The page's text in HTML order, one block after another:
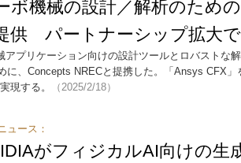
ボ機械の設計／解析のため
供 パートナーシップ拡大で
アプリケーション向けの設計ツールとロバストな
に、Concepts NRECと提携した。「Ansys CFX」
現する。
（2025/2/18）
ュース：
がフィジカルAI向けの生